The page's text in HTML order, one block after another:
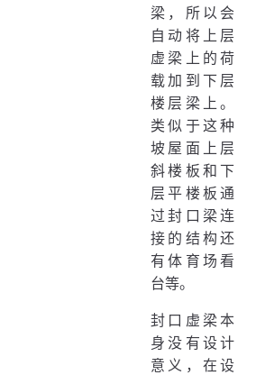
梁，所以会
自动将上层
虚梁上的荷
载加到下层
楼层梁上。
类似于这种
坡屋面上层
斜楼板和下
层平楼板通
过封口梁连
接的结构还
有体育场看
台等。
封口虚梁本
身没有设计
意义，在设